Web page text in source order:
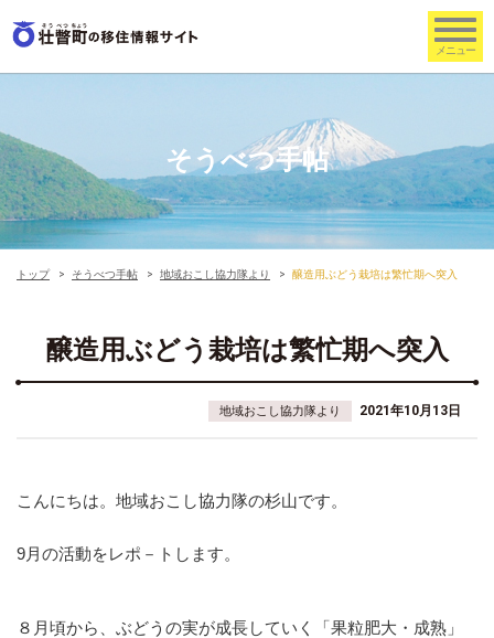
そうべつ手帖
トップ そうべつ手帖 地域おこし協力隊より 醸造用ぶどう栽培は繁忙期へ突入
醸造用ぶどう栽培は繁忙期へ突入
地域おこし協力隊より 2021年10月13日
こんにちは。地域おこし協力隊の杉山です。
9月の活動をレポ－トします。
８月頃から、ぶどうの実が成長していく「果粒肥大・成熟」